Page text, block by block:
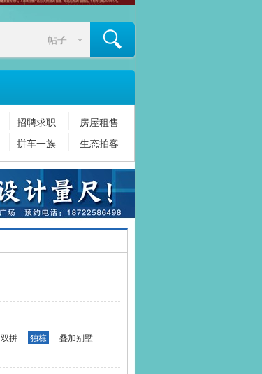
帖子
搜索
招聘求职
房屋租售
拼车一族 生态拍客
双拼 独栋
叠加别墅